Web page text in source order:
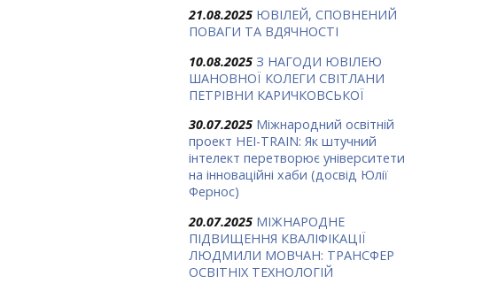
21.08.2025 ЮВІЛЕЙ, СПОВНЕНИЙ
ПОВАГИ ТА ВДЯЧНОСТІ
10.08.2025 З НАГОДИ ЮВІЛЕЮ
ШАНОВНОЇ КОЛЕГИ СВІТЛАНИ
ПЕТРІВНИ КАРИЧКОВСЬКОЇ
30.07.2025 Міжнародний освітній
проект HEI-TRAIN: Як штучний
інтелект перетворює університети
на інноваційні хаби (досвід Юлії
Фернос)
20.07.2025 МІЖНАРОДНЕ
ПІДВИЩЕННЯ КВАЛІФІКАЦІЇ
ЛЮДМИЛИ МОВЧАН: ТРАНСФЕР
ОСВІТНІХ ТЕХНОЛОГІЙ